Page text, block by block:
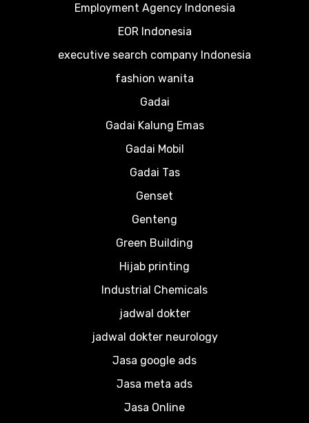
Employment Agency Indonesia
EOR Indonesia
executive search company Indonesia
fashion wanita
Gadai
Gadai Kalung Emas
Gadai Mobil
Gadai Tas
Genset
Genteng
Green Building
Hijab printing
Industrial Chemicals
jadwal dokter
jadwal dokter neurology
Jasa google ads
Jasa meta ads
Jasa Online